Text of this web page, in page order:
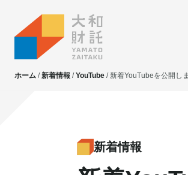
大和財託独自の
不動産投資
ホーム 新着情報 YouTube 新着YouTubeを公開し
新着情報